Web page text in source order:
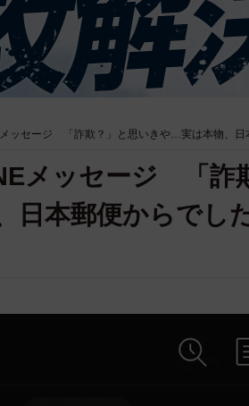
ッセージ 「詐欺？」と思いきや…実は本物、日
メッセージ 「詐
日本郵便からでし